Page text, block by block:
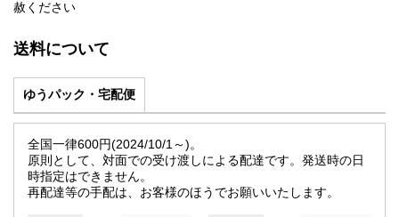
赦ください
送料について
ゆうパック・宅配便
全国一律600円(2024/10/1～)。
原則として、対面での受け渡しによる配達です。発送時の日
時指定はできません。
再配達等の手配は、お客様のほうでお願いいたします。